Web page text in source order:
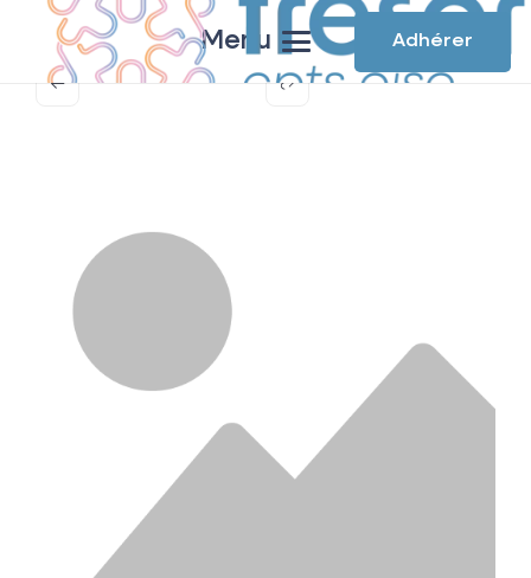
Menu Adhérer